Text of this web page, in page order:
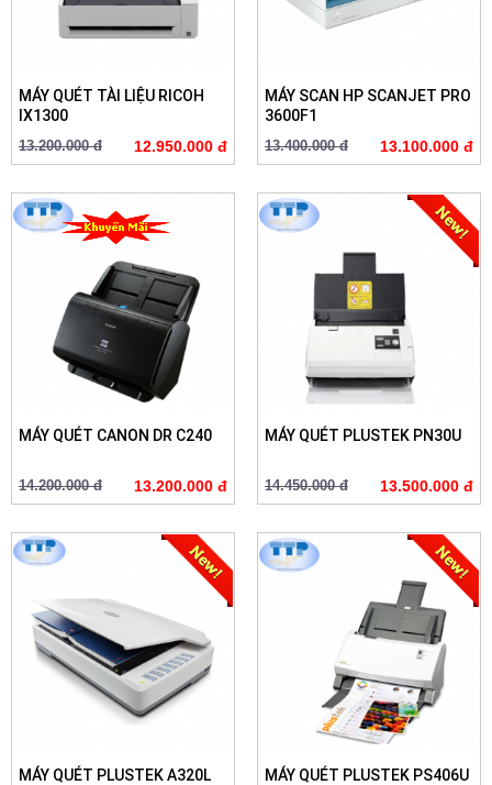
MÁY QUÉT TÀI LIỆU RICOH
IX1300
13.200.000 đ 12.950.000 đ
MÁY SCAN HP SCANJET PRO
3600F1
13.400.000 đ 13.100.000 đ
MÁY QUÉT CANON DR C240
14.200.000 đ 13.200.000 đ
MÁY QUÉT PLUSTEK PN30U
14.450.000 đ 13.500.000 đ
MÁY QUÉT PLUSTEK A320L MÁY QUÉT PLUSTEK PS406U